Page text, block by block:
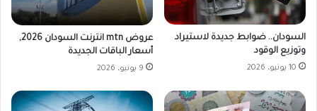
السودان.. ضوابط جديدة لاستيراد
وتوزيع الوقود
10 يونيو، 2026
عروض mtn انترنت السودان 2026,
أسعار الباقات الجديدة
9 يونيو، 2026